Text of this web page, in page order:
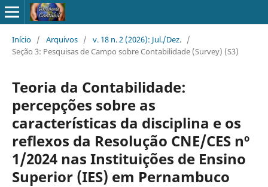
Início / Arquivos / v. 18 n. 2 (2026): Jul./Dez. /
Seção 3: Pesquisas de Campo sobre Contabilidade (Survey) (S3)
Teoria da Contabilidade:
percepções sobre as
características da disciplina e os
reflexos da Resolução CNE/CES nº
1/2024 nas Instituições de Ensino
Superior (IES) em Pernambuco